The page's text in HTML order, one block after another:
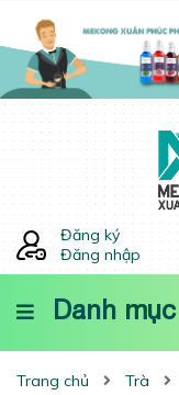
Đăng ký
Đăng nhập
Danh mục
Trang chủ Trà